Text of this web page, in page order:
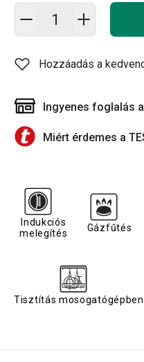
Kosárba - mennyiség
Hozzáadás a
Ingyenes foglalás
Miért érdemes a
Indukciós
melegítés
Gázfűtés
Tisztítás mosogatógépben